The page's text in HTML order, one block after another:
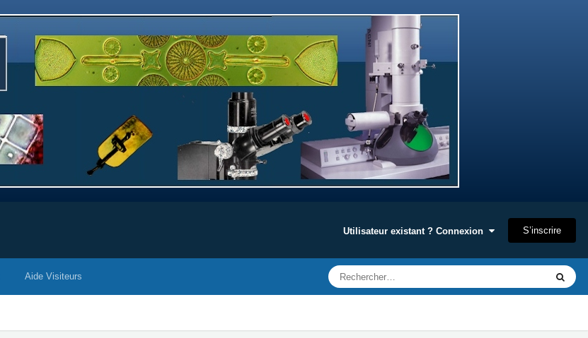
Utilisateur existant ? Connexion S’inscrire
Aide Visiteurs